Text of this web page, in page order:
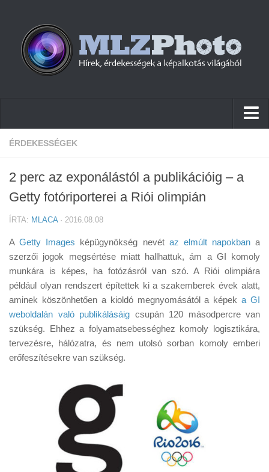
Hírek
Cikkek
Szoftver
Tudástár
Tanácsok
Érdekességek
Helyszíni Riport
E-BB
ÉRDEKESSÉGEK
2 perc az exponálástól a publikációig – a
Getty fotóriporterei a Riói olimpián
ÍRTA: MLACA· 2016.08.08
AGetty Images képügynökség nevét az elmúlt napokbana
szerzői jogok megsértése miatt hallhattuk, ám a GI komoly
munkára is képes, ha fotózásról van szó. A Riói olimpiára
például olyan rendszert építettek ki a szakemberek évek alatt,
aminek köszönhetően a kioldó megnyomásától a képeka GI
weboldalán való publikálásáig csupán 120 másodpercre van
szükség. Ehhez a folyamatsebességhez komoly logisztikára,
tervezésre, hálózatra, és nem utolsó sorban komoly emberi
erőfeszítésekre van szükség.